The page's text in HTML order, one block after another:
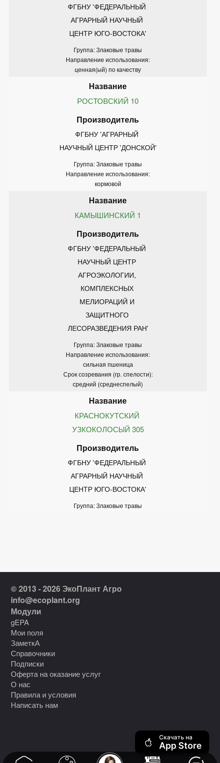
ФГБНУ 'ФЕДЕРАЛЬНЫЙ
АГРАРНЫЙ НАУЧНЫЙ
ЦЕНТР ЮГО-ВОСТОКА'
Группа: Злаковые травы
Направление использования:
ценная(ый) по качеству
РОСТОВСКИЙ 10
ФГБНУ 'АГРАРНЫЙ
НАУЧНЫЙ ЦЕНТР 'ДОНСКОЙ'
Группа: Злаковые травы
Направление использования:
кормовой
КАМЫШИНСКИЙ 1
ФГБНУ 'ФЕДЕРАЛЬНЫЙ
НАУЧНЫЙ ЦЕНТР
АГРОЭКОЛОГИИ,
КОМПЛЕКСНЫХ
МЕЛИОРАЦИЙ И
ЗАЩИТНОГО
ЛЕСОРАЗВЕДЕНИЯ РАН'
Группа: Злаковые травы
Направление использования:
сильная пшеница
Срок созревания (гр. спелости):
средний (среднеспелый)
КРАСНОКУТСКИЙ
УЗКОКОЛОСЫЙ 305
ФГБНУ 'ФЕДЕРАЛЬНЫЙ
АГРАРНЫЙ НАУЧНЫЙ
ЦЕНТР ЮГО-ВОСТОКА'
Группа: Злаковые травы
© 2013 - 2026 ЭкоПлант Агро
info@ecoplant.org
Модули
gEPA
Мои поля
ЗаметкА
Справочники
Подписки
Оферта на оказание услуг
О нас
Правила и условия
Написать нам
Скачать на
App Store